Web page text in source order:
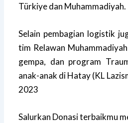
Türkiye dan Muhammadiyah.
Selain pembagian logistik
tim Relawan
gempa, dan program
anak-anak di Hatay (KL
2023
Salurkan Donasi terbaikmu